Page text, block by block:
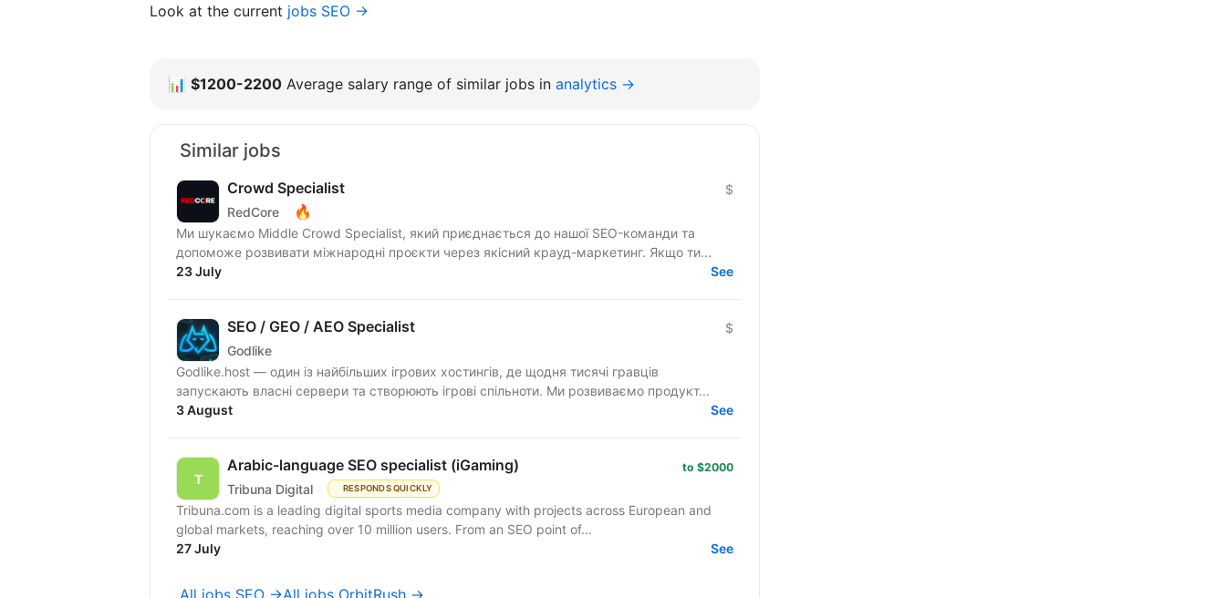
Look at the current jobs SEO →
📊 $1200-2200 Average salary range of similar jobs in analytics →
Similar jobs
Crowd Specialist
RedCore 🔥
$
Ми шукаємо Middle Crowd Specialist, який приєднається до нашої SEO-команди та
допоможе розвивати міжнародні проєкти через якісний крауд-маркетинг. Якщо ти...
23 July
See
SEO / GEO / AEO Specialist
Godlike
$
Godlike.host — один із найбільших ігрових хостингів, де щодня тисячі гравців
запускають власні сервери та створюють ігрові спільноти. Ми розвиваємо продукт...
3 August
See
Arabic-language SEO specialist (iGaming)
Tribuna Digital RESPONDS QUICKLY
to $2000
Tribuna.com is a leading digital sports media company with projects across European and
global markets, reaching over 10 million users. From an SEO point of...
27 July
See
All jobs SEO →All jobs OrbitRush →